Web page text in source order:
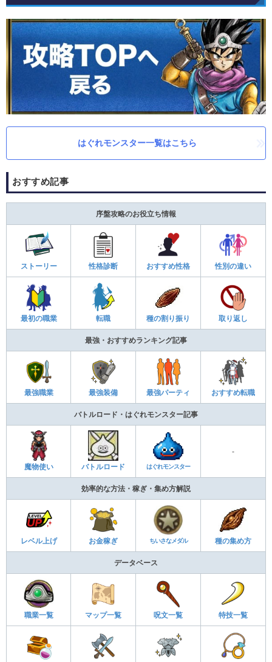
はぐれモンスター一覧はこちら
おすすめ記事
序盤攻略のお役立ち情報
ストーリー 性格診断 おすすめ性格 性別の違い
最初の職業 転職 種の割り振り 取り返し
最強・おすすめランキング記事
最強職業 最強装備 最強パーティ おすすめ転職
バトルロード・はぐれモンスター記事
魔物使い バトルロード はぐれモンスター
-
効率的な方法・稼ぎ・集め方解説
レベル上げ お金稼ぎ ちいさなメダル 種の集め方
データベース
職業一覧 マップ一覧 呪文一覧 特技一覧